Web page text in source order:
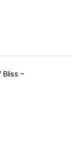
Bliss –